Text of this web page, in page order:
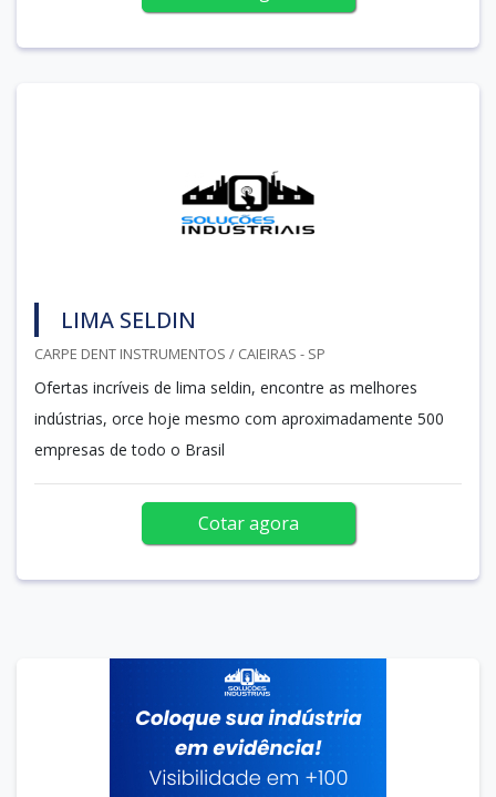
LIMA SELDIN
CARPE DENT INSTRUMENTOS / CAIEIRAS - SP
Ofertas incríveis de lima seldin, encontre as melhores
indústrias, orce hoje mesmo com aproximadamente 500
empresas de todo o Brasil
Cotar agora